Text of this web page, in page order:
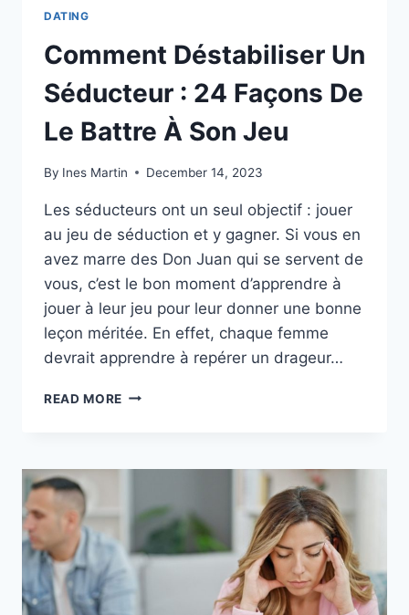
DATING
Comment Déstabiliser Un
Séducteur : 24 Façons De
Le Battre À Son Jeu
By Ines Martin December 14, 2023
Les séducteurs ont un seul objectif : jouer
au jeu de séduction et y gagner. Si vous en
avez marre des Don Juan qui se servent de
vous, c’est le bon moment d’apprendre à
jouer à leur jeu pour leur donner une bonne
leçon méritée. En effet, chaque femme
devrait apprendre à repérer un drageur…
READ MORE COMMENT
:
FAÇONS
LE
BATTRE